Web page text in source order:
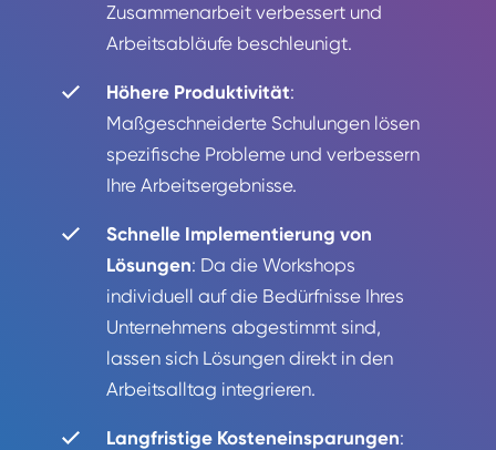
Zusammenarbeit verbessert und
Arbeitsabläufe beschleunigt.
Höhere Produktivität:
Maßgeschneiderte Schulungen lösen
spezifische Probleme und verbessern
Ihre Arbeitsergebnisse.
Schnelle Implementierung von
Lösungen: Da die Workshops
individuell auf die Bedürfnisse Ihres
Unternehmens abgestimmt sind,
lassen sich Lösungen direkt in den
Arbeitsalltag integrieren.
Langfristige Kosteneinsparungen: